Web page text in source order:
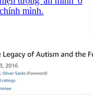
mình.